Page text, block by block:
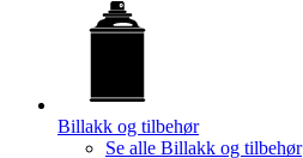
Billakk og tilbehør
Se alle Billakk og tilbehør